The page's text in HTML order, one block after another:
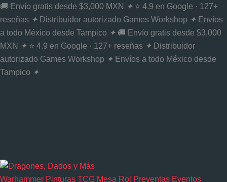
🚚 Envío gratis desde $3,000 MXN ✦ ⭐ 4.9 en Google · 127+
reseñas ✦ Distribuidor autorizado Games Workshop ✦ Envíos
a todo México desde Tampico ✦ 🚚 Envío gratis desde $3,000
MXN ✦ ⭐ 4.9 en Google · 127+ reseñas ✦ Distribuidor
autorizado Games Workshop ✦ Envíos a todo México desde
Tampico ✦
Warhammer Pinturas TCG Mesa Rol Preventas Eventos
Ir
al
contenido